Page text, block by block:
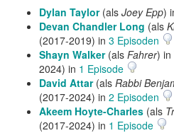
Dylan Taylor(als Joey Epp)
Devan Chandler Long (als
(2017-2019) in 3 Episoden
Shayn Walker(als Fahrer) in
2024) in 1 Episode
David Attar(als Rabbi
(2017-2024) in 2 Episoden
Akeem Hoyte-Charles (als
(2017-2024) in 1 Episode